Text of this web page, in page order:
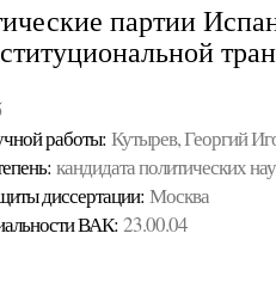
партии
работы: Кутырев, Георгий
кандидата политических
диссертации: Москва
ВАК: 23.00.04